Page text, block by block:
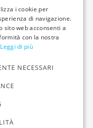
i cookie per
di navigazione.
sito web acconsenti a
con la nostra
Leggi di più
NECESSARI